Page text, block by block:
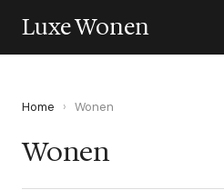
Luxe Wonen
Home › Wonen
Wonen